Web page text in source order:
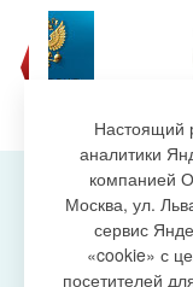
создание сайта
Настоящий
аналитики
компанией
Москва, ул.
сервис
«cookie» с
посетителей